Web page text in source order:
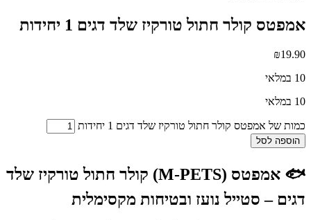
אמפטס קולר חתול טורקיז שלד דגים 1 יחידות
₪19.90
10 במלאי
10 במלאי
כמות של אמפטס קולר חתול טורקיז שלד דגים 1 יחידות
הוספה לסל
🐟 אמפטס (M-PETS) קולר חתול טורקיז שלד
דגים – סטייל נועז ובטיחות מקסימלית